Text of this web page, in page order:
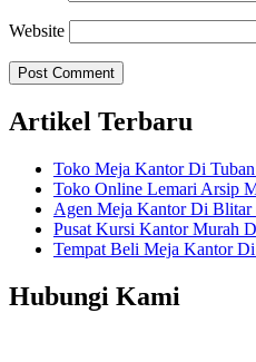
Website
Artikel Terbaru
Toko Meja Kantor Di
Toko Online Lemari Arsip
Agen Meja Kantor Di Blitar
Pusat Kursi Kantor Murah
Tempat Beli Meja Kantor
Hubungi Kami